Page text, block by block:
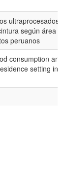
ultraprocesados y
según área
peruanos
consumption and
setting in